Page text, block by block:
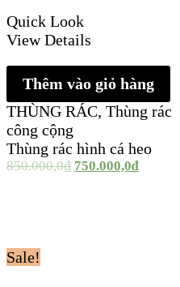
Quick Look
View Details
Thêm vào giỏ hàng
THÙNG RÁC, Thùng rác
công cộng
Thùng rác hình cá heo
850.000,0₫ 750.000,0₫
Sale!